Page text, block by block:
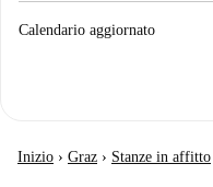
Calendario aggiornato
Inizio › Graz › Stanze in affitto